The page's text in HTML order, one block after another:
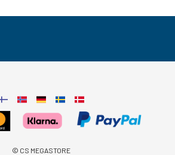
© CS MEGASTORE